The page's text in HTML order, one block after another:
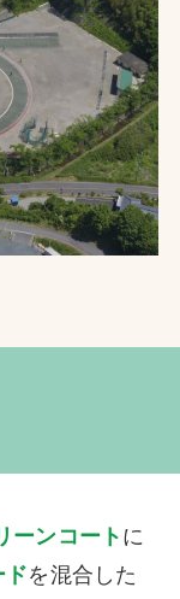
ーンコート に
ドを混合した